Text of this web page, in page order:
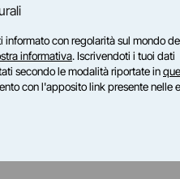
Pedraglio
man in a room spray-
della sovrapposizione
Body Meet a Body,
con regolarità sul mondo
informativa. Iscrivendoti i tuoi dati
secondo le modalità riportate in
con l'apposito link presente nelle